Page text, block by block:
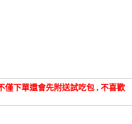
僅下單還會先附送試吃包 , 不喜歡